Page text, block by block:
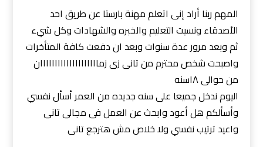
المهم ربنا أراد إنى اتعلم مهنة بارستا عن طريق احد
الأصدقاء ونسيت التعليم والخبره والشهادات وكل شيء
ثم وبعد مرور عدة سنوات وبعد ان دفعت كافة المتأخرات
واصبحت شخص محترم من تانى زى زماااااااااااااااااااان
من حوالى ١٨سنه
اليوم ندخل جميعا على سنه جديده من العمر أسأل نفسي
وأسألكم هل أعود وابحث عن العمل فى مجالى تانى
واعيد ترتيب نفسي ولا خلاص مش هترجع تانى